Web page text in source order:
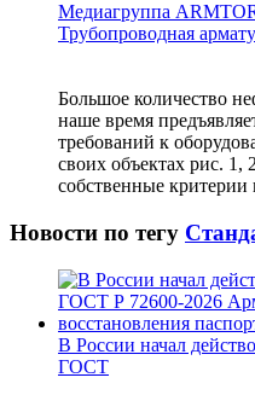
Медиагруппа
Трубопроводная
Большое количество
наше время
требований к
своих объектах рис.
собственные критерии
Новости по тегу
В России начал
ГОСТ